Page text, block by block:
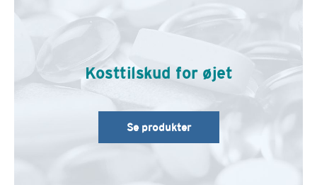
Kosttilskud for øjet
Se produkter